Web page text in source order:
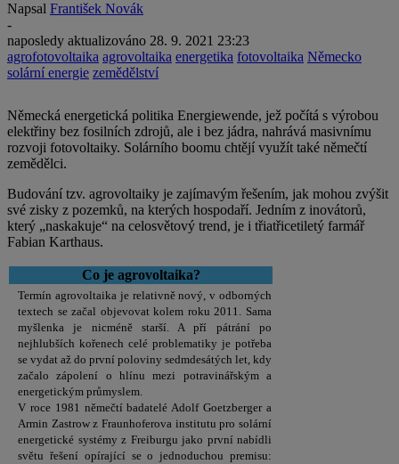
Napsal František Novák
-
naposledy aktualizováno 28. 9. 2021 23:23
agrofotovoltaika agrovoltaika energetika fotovoltaika Německo
solární energie zemědělství
Německá energetická politika Energiewende, jež počítá s výrobou
elektřiny bez fosilních zdrojů, ale i bez jádra, nahrává masivnímu
rozvoji fotovoltaiky. Solárního boomu chtějí využít také němečtí
zemědělci.
Budování tzv. agrovoltaiky je zajímavým řešením, jak mohou zvýšit
své zisky z pozemků, na kterých hospodaří. Jedním z inovátorů,
který „naskakuje“ na celosvětový trend, je i třiatřicetiletý farmář
Fabian Karthaus.
Co je agrovoltaika?
Termín agrovoltaika je relativně nový, v odborných
textech se začal objevovat kolem roku 2011. Sama
myšlenka je nicméně starší. A pří pátrání po
nejhlubších kořenech celé problematiky je potřeba
se vydat až do první poloviny sedmdesátých let, kdy
začalo zápolení o hlínu mezi potravinářským a
energetickým průmyslem.
V roce 1981 němečtí badatelé Adolf Goetzberger a
Armin Zastrow z Fraunhoferova institutu pro solární
energetické systémy z Freiburgu jako první nabídli
světu řešení opírající se o jednoduchou premisu: